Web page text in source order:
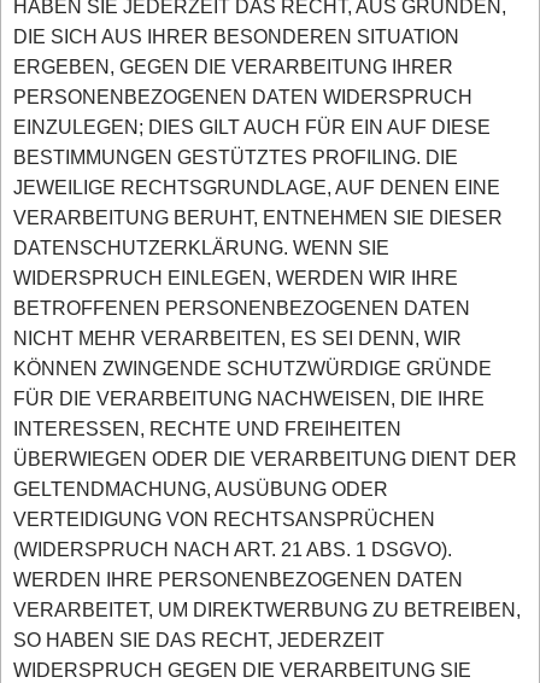
HABEN SIE JEDERZEIT DAS RECHT, AUS GRÜNDEN,
DIE SICH AUS IHRER BESONDEREN SITUATION
ERGEBEN, GEGEN DIE VERARBEITUNG IHRER
PERSONENBEZOGENEN DATEN WIDERSPRUCH
EINZULEGEN; DIES GILT AUCH FÜR EIN AUF DIESE
BESTIMMUNGEN GESTÜTZTES PROFILING. DIE
JEWEILIGE RECHTSGRUNDLAGE, AUF DENEN EINE
VERARBEITUNG BERUHT, ENTNEHMEN SIE DIESER
DATENSCHUTZERKLÄRUNG. WENN SIE
WIDERSPRUCH EINLEGEN, WERDEN WIR IHRE
BETROFFENEN PERSONENBEZOGENEN DATEN
NICHT MEHR VERARBEITEN, ES SEI DENN, WIR
KÖNNEN ZWINGENDE SCHUTZWÜRDIGE GRÜNDE
FÜR DIE VERARBEITUNG NACHWEISEN, DIE IHRE
INTERESSEN, RECHTE UND FREIHEITEN
ÜBERWIEGEN ODER DIE VERARBEITUNG DIENT DER
GELTENDMACHUNG, AUSÜBUNG ODER
VERTEIDIGUNG VON RECHTSANSPRÜCHEN
(WIDERSPRUCH NACH ART. 21 ABS. 1 DSGVO).
WERDEN IHRE PERSONENBEZOGENEN DATEN
VERARBEITET, UM DIREKTWERBUNG ZU BETREIBEN,
SO HABEN SIE DAS RECHT, JEDERZEIT
WIDERSPRUCH GEGEN DIE VERARBEITUNG SIE